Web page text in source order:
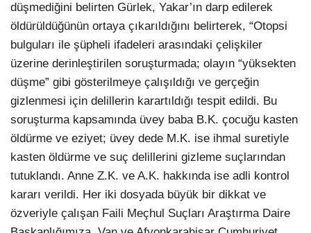
düşmediğini belirten Gürlek, Yakar’ın darp edilerek
öldürüldüğünün ortaya çıkarıldığını belirterek, “Otopsi
bulguları ile şüpheli ifadeleri arasındaki çelişkiler
üzerine derinleştirilen soruşturmada; olayın “yüksekten
düşme” gibi gösterilmeye çalışıldığı ve gerçeğin
gizlenmesi için delillerin karartıldığı tespit edildi. Bu
soruşturma kapsamında üvey baba B.K. çocuğu kasten
öldürme ve eziyet; üvey dede M.K. ise ihmal suretiyle
kasten öldürme ve suç delillerini gizleme suçlarından
tutuklandı. Anne Z.K. ve A.K. hakkında ise adli kontrol
kararı verildi. Her iki dosyada büyük bir dikkat ve
özveriyle çalışan Faili Meçhul Suçları Araştırma Daire